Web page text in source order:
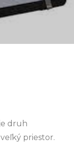
je druh
priestor.